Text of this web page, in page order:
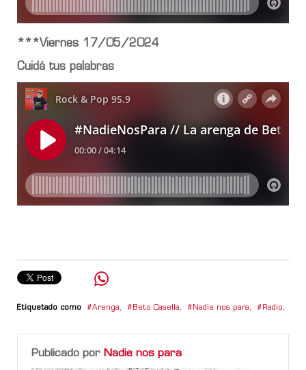
***Viernes 17/05/2024
Cuidá tus palabras
Etiquetado como Arenga, Beto Casella, Nadie nos para, Radio,
Publicado por Nadie nos para